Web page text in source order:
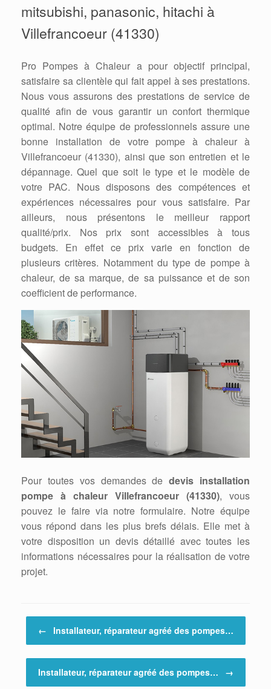
mitsubishi, panasonic, hitachi à
Villefrancoeur (41330)
Pro Pompes à Chaleur a pour objectif principal,
satisfaire sa clientèle qui fait appel à ses prestations.
Nous vous assurons des prestations de service de
qualité afin de vous garantir un confort thermique
optimal. Notre équipe de professionnels assure une
bonne installation de votre pompe à chaleur à
Villefrancoeur (41330), ainsi que son entretien et le
dépannage. Quel que soit le type et le modèle de
votre PAC. Nous disposons des compétences et
expériences nécessaires pour vous satisfaire. Par
ailleurs, nous présentons le meilleur rapport
qualité/prix. Nos prix sont accessibles à tous
budgets. En effet ce prix varie en fonction de
plusieurs critères. Notamment du type de pompe à
chaleur, de sa marque, de sa puissance et de son
coefficient de performance.
Pour toutes vos demandes dedevis installation
pompe à chaleur Villefrancoeur (41330), vous
pouvez le faire via notre formulaire. Notre équipe
vous répond dans les plus brefs délais. Elle met à
votre disposition un devis détaillé avec toutes les
informations nécessaires pour la réalisation de votre
projet.
← Installateur, réparateur agréé des pompes…
Installateur, réparateur agréé des pompes… →